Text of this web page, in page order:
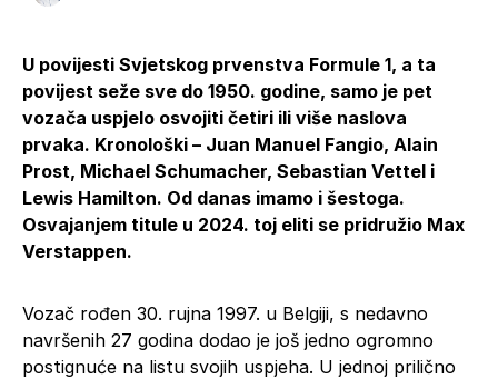
U povijesti Svjetskog prvenstva Formule 1, a ta
povijest seže sve do 1950. godine, samo je pet
vozača uspjelo osvojiti četiri ili više naslova
prvaka. Kronološki – Juan Manuel Fangio, Alain
Prost, Michael Schumacher, Sebastian Vettel i
Lewis Hamilton. Od danas imamo i šestoga.
Osvajanjem titule u 2024. toj eliti se pridružio Max
Verstappen.
Vozač rođen 30. rujna 1997. u Belgiji, s nedavno
navršenih 27 godina dodao je još jedno ogromno
postignuće na listu svojih uspjeha. U jednoj prilično